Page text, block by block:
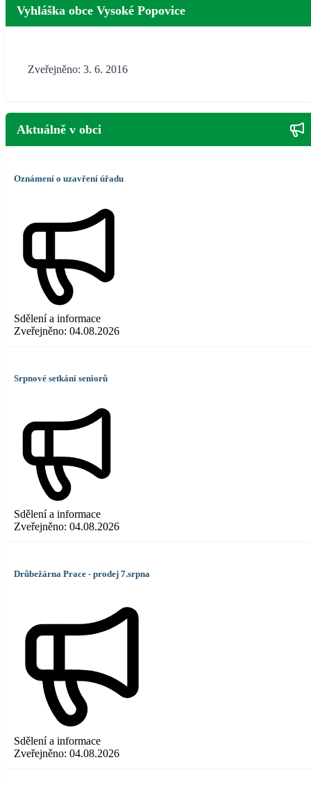
Vyhláška obce Vysoké Popovice
Zveřejněno: 3. 6. 2016
Aktuálně v obci
Oznámení o uzavření úřadu
Sdělení a informace
Zveřejněno: 04.08.2026
Srpnové setkání seniorů
Sdělení a informace
Zveřejněno: 04.08.2026
Drůbežárna Prace - prodej 7.srpna
Sdělení a informace
Zveřejněno: 04.08.2026